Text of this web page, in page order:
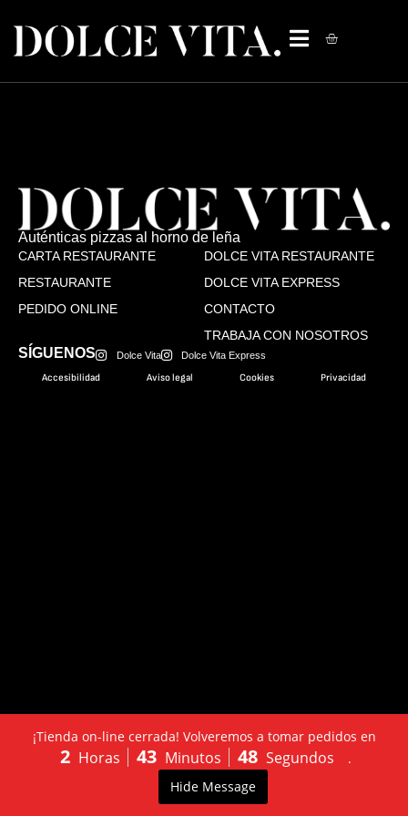
Auténticas pizzas al horno de leña
CARTA RESTAURANTE
RESTAURANTE
PEDIDO ONLINE
DOLCE VITA RESTAURANTE
DOLCE VITA EXPRESS
CONTACTO
TRABAJA CON NOSOTROS
SÍGUENOS Dolce Vita Dolce Vita Express
Accesibilidad Aviso legal Cookies Privacidad
PEDIDO
ONLINE
¡Tienda on-line cerrada! Volveremos a tomar pedidos en
2 Horas 43 Minutos 48 Segundos
.
Hide Message